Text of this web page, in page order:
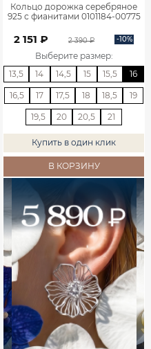
Кольцо дорожка серебряное
925 с фианитами 0101184-00775
2 151 ₽ 2 390 ₽ -10%
Выберите размер:
13,5
14 14,5 15 15,5 16
16,5 17 17,5 18 18,5 19
19,5 20 20,5 21
Купить в один клик
В КОРЗИНУ